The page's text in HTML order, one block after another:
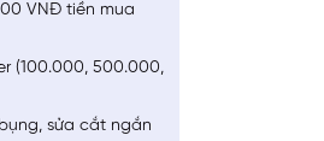
VNĐ tiền mua
(100.000, 500.000,
sửa cắt ngắn